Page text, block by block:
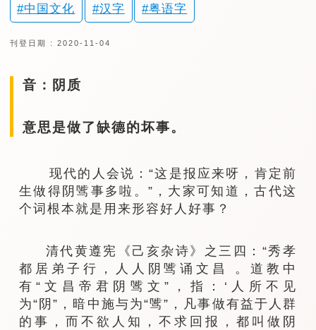
中国文化 汉字 粤语字
刊登日期 : 2020-11-04
音：阴质
意思是做了缺德的坏事。
现代的人会说：“这是报应来呀，肯定前
生做得阴骘事多啦。”，大家可知道，古代这
个词根本就是用来形容好人好事？
清代黄遵宪《己亥杂诗》之三四：“秀孝
都居弟子行，人人阴骘诵文昌 。道教中
有“文昌帝君阴骘文”，指：‘人所不见
为“阴”，暗中施与为“骘”，凡事做有益于人群
的事，而不欲人知，不求回报，都叫做阴